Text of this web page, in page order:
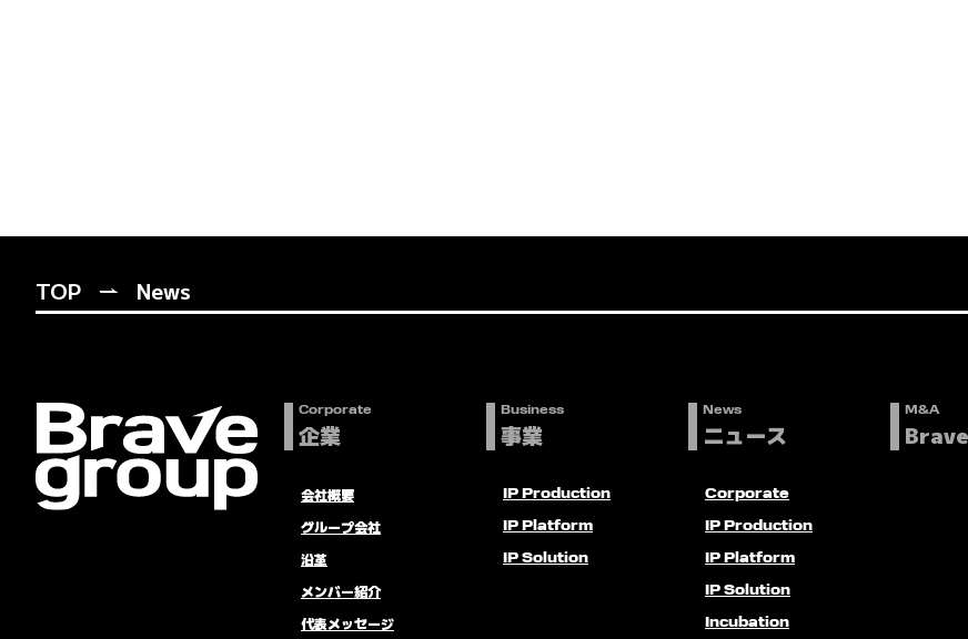
TOP News
Corporate
企業
会社概要
グループ会社
沿革
メンバー紹介
代表メッセージ
Business
事業
IP Production
IP Platform
IP Solution
News
ニュース
Corporate
IP Production
IP Platform
IP Solution
Incubation
M&A